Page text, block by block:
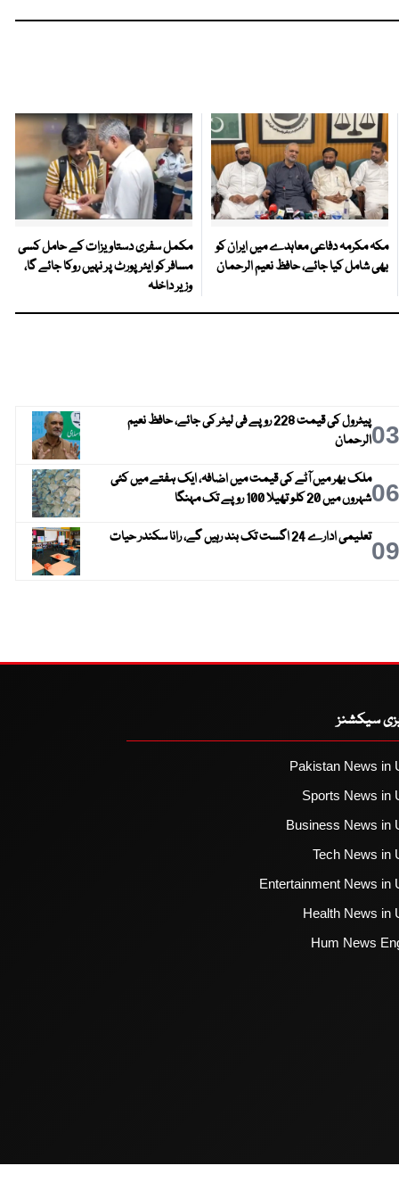
مکہ مکرمہ دفاعی معاہدے میں ایران کو
بھی شامل کیا جائے، حافظ نعیم الرحمان
مکمل سفری دستاویزات کے حامل کسی
مسافر کو ایئرپورٹ پر نہیں روکا جائے گا،
وزیر داخلہ
03
پیٹرول کی قیمت 228 روپے فی لیٹر کی جائے، حافظ نعیم
الرحمان
06ملک بھر میں آٹے کی قیمت میں اضافہ، ایک ہفتے میں کئی
شہروں میں 20 کلو تھیلا 100 روپے تک مہنگا
09تعلیمی ادارے 24 اگست تک بند رہیں گے، رانا سکندر حیات
سیکشنز
Pakistan News in
Sports News in
Business News in
Tech News in
Entertainment News in
Health News in
Hum News